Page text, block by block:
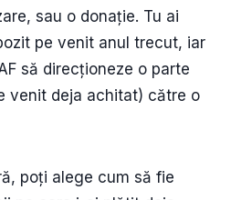
sau o donație. Tu ai
pe venit anul trecut, iar
să direcționeze o parte
venit deja achitat) către o
poți alege cum să fie